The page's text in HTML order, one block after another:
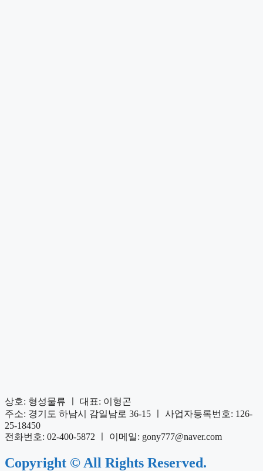
상호: 형성물류 ㅣ 대표: 이형곤
주소: 경기도 하남시 감일남로 36-15 ㅣ 사업자등록번호: 126-
25-18450
전화번호: 02-400-5872 ㅣ 이메일: gony777@naver.com
Copyright © All Rights Reserved.